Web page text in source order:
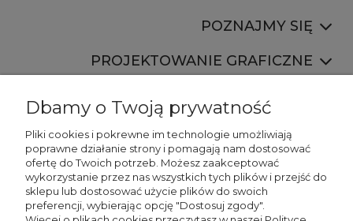
POZNAJMY SIĘ
PROJEKTOWANIE GRAFICZNE
887 750 445
536 346 177
Dbamy o Twoją prywatność
Pliki cookies i pokrewne im technologie umożliwiają
poprawne działanie strony i pomagają nam dostosować
ofertę do Twoich potrzeb. Możesz zaakceptować
wykorzystanie przez nas wszystkich tych plików i przejść do
sklepu lub dostosować użycie plików do swoich
preferencji, wybierając opcję "Dostosuj zgody".